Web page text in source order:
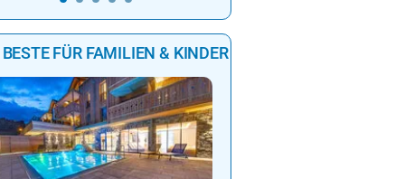
FÜR FAMILIEN & KINDER